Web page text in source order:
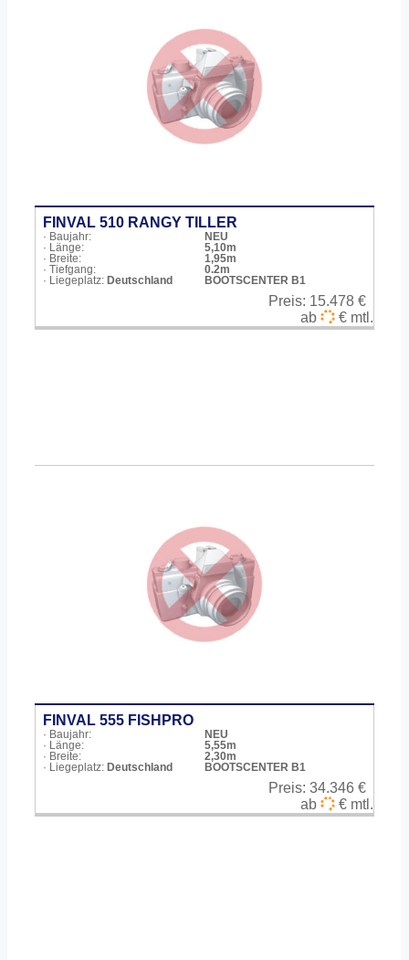
FINVAL 510 RANGY TILLER
· Baujahr:
NEU
· Länge:
5,10m
· Breite:
1,95m
· Tiefgang:
0.2m
· Liegeplatz: Deutschland BOOTSCENTER B1
Preis: 15.478 €
ab
€ mtl.
FINVAL 555 FISHPRO
· Baujahr:
NEU
· Länge:
5,55m
· Breite:
2,30m
· Liegeplatz: Deutschland BOOTSCENTER B1
Preis: 34.346 €
ab
€ mtl.